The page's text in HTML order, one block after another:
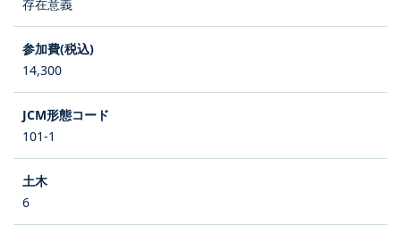
存在意義
14,300
101-1
6